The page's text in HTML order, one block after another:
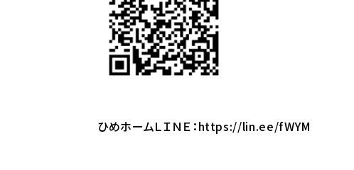
ひめホームＬＩＮＥ：https://lin.ee/fWYM